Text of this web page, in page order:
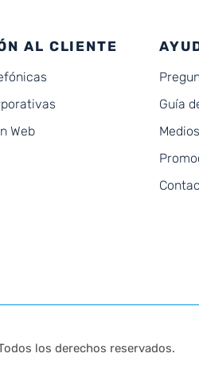
AL CLIENTE
Web
Guía
los derechos reservados.